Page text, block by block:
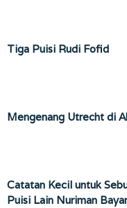
Tiga Puisi Rudi Fofid
Mengenang Utrecht di
Catatan Kecil untuk
Puisi Lain Nuriman